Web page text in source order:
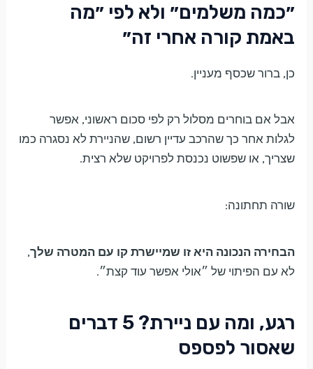
״כמה משלמים״ ולא לפי ״מה
באמת קורה אחרי זה״
כן, ברור שכסף מעניין.
אבל אם בוחרים מסלול רק לפי סכום ראשוני, אפשר
לגלות אחר כך שהרכב עדיין רשום, שהניירת לא נסגרה כמו
שצריך, או שפשוט נכנסת לפרויקט שלא רצית.
שורה תחתונה:
הבחירה הנכונה היא זו שמיישרת קו עם המטרה שלך,
לא עם הפיתוי של ״אולי אפשר עוד קצת״.
רגע, ומה עם ניירת? 5 דברים
שאסור לפספס